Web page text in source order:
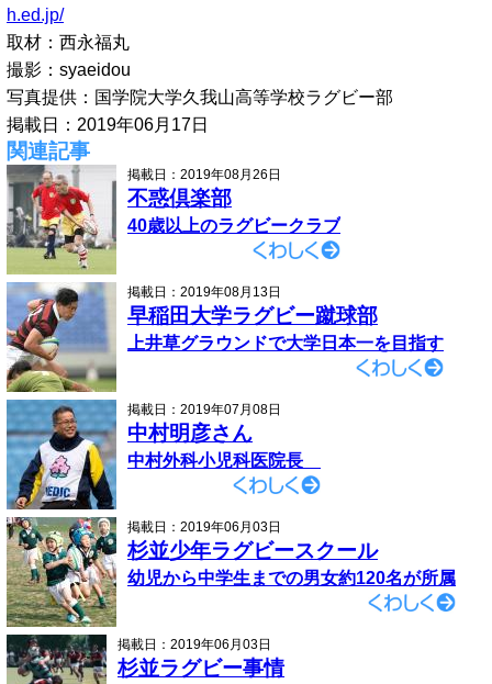
h.ed.jp/
取材：西永福丸
撮影：syaeidou
写真提供：国学院大学久我山高等学校ラグビー部
掲載日：2019年06月17日
関連記事
掲載日：2019年08月26日
不惑倶楽部
40歳以上のラグビークラブ
掲載日：2019年08月13日
早稲田大学ラグビー蹴球部
上井草グラウンドで大学日本一を目指す
掲載日：2019年07月08日
中村明彦さん
中村外科小児科医院長
掲載日：2019年06月03日
杉並少年ラグビースクール
幼児から中学生までの男女約120名が所属
掲載日：2019年06月03日
杉並ラグビー事情